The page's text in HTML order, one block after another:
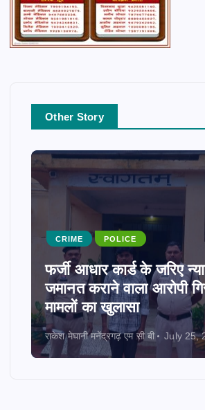
Other Story
CRIME POLICE
फर्जी आधार कार्ड के जरिए
जमानत कराने वाला आरोपी
मामलों का खुलासा
राकेश मेघानी मनेंद्रगढ़ एम सी बी July 25,